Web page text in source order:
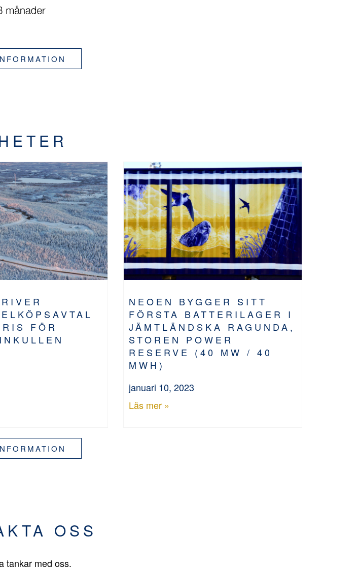
FÖR
NEOEN BYGGER SITT
FÖRSTA BATTERILAGER I
JÄMTLÄNDSKA RAGUNDA,
STOREN POWER
RESERVE (40 MW / 40
MWH)
januari 10, 2023
Läs mer »
OSS
tankar med oss.